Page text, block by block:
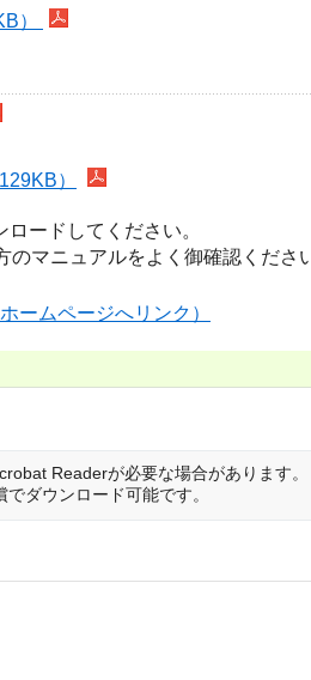
）
）
ードしてください。
マニュアルをよく御確認くださ
ームページへリンク）
Readerが必要な場合があります。
ダウンロード可能です。